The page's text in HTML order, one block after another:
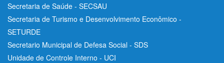
Secretaria de Saúde - SECSAU
Secretaria de Turismo e Desenvolvimento Econômico -
SETURDE
Secretario Municipal de Defesa Social - SDS
Unidade de Controle Interno - UCI